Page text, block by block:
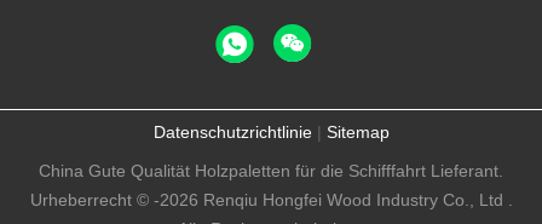
Datenschutzrichtlinie| Sitemap
China Gute Qualität Holzpaletten für die Schifffahrt Lieferant.
Urheberrecht © -2026 Renqiu Hongfei Wood Industry Co., Ltd .